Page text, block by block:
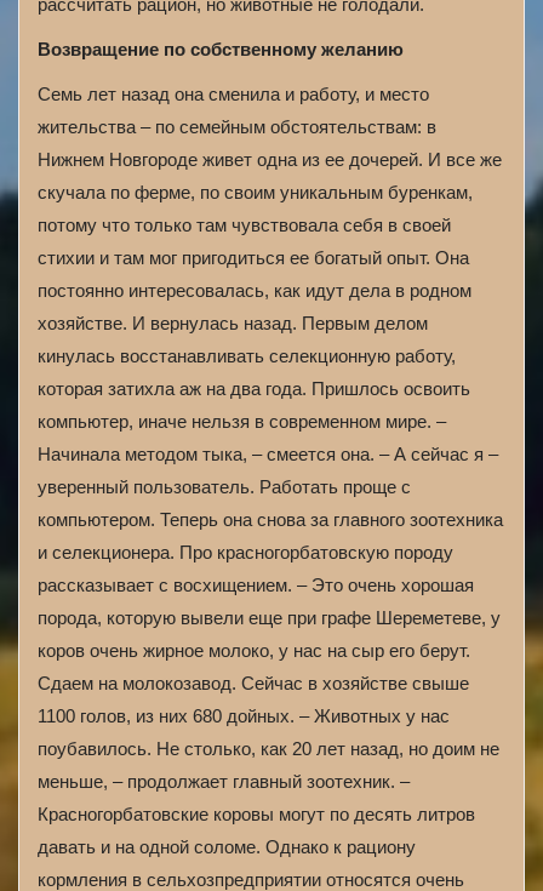
рассчитать рацион, но животные не голодали.
Возвращение по собственному желанию
Семь лет назад она сменила и работу, и место
жительства – по семейным обстоятельствам: в
Нижнем Новгороде живет одна из ее дочерей. И все же
скучала по ферме, по своим уникальным буренкам,
потому что только там чувствовала себя в своей
стихии и там мог пригодиться ее богатый опыт. Она
постоянно интересовалась, как идут дела в родном
хозяйстве. И вернулась назад. Первым делом
кинулась восстанавливать селекционную работу,
которая затихла аж на два года. Пришлось освоить
компьютер, иначе нельзя в современном мире. –
Начинала методом тыка, – смеется она. – А сейчас я –
уверенный пользователь. Работать проще с
компьютером. Теперь она снова за главного зоотехника
и селекционера. Про красногорбатовскую породу
рассказывает с восхищением. – Это очень хорошая
порода, которую вывели еще при графе Шереметеве, у
коров очень жирное молоко, у нас на сыр его берут.
Сдаем на молокозавод. Сейчас в хозяйстве свыше
1100 голов, из них 680 дойных. – Животных у нас
поубавилось. Не столько, как 20 лет назад, но доим не
меньше, – продолжает главный зоотехник. –
Красногорбатовские коровы могут по десять литров
давать и на одной соломе. Однако к рациону
кормления в сельхозпредприятии относятся очень